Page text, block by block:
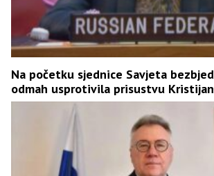
Na početku sjednice Savjeta
odmah usprotivila prisustvu